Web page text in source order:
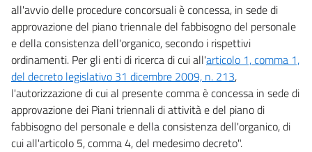
all'avvio delle procedure concorsuali è concessa, in sede di
approvazione del piano triennale del fabbisogno del personale
e della consistenza dell'organico, secondo i rispettivi
ordinamenti. Per gli enti di ricerca di cui all'articolo 1, comma 1,
del decreto legislativo 31 dicembre 2009, n. 213,
l'autorizzazione di cui al presente comma è concessa in sede di
approvazione dei Piani triennali di attività e del piano di
fabbisogno del personale e della consistenza dell'organico, di
cui all'articolo 5, comma 4, del medesimo decreto".